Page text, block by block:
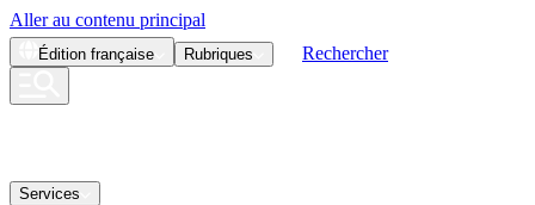
Aller au contenu principal
Édition française Rubriques Rechercher
Services